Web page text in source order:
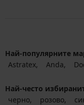
Най-популярните
Astratex
Anda
Най-често
черно
розово